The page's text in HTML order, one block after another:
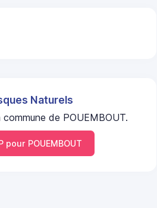
Naturels
de POUEMBOUT.
pour POUEMBOUT